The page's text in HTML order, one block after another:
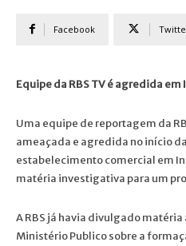
Facebook
Equipe da RBS TV é agredida
Uma equipe de reportagem da
ameaçada e agredida no início
estabelecimento comercial em
matéria investigativa para um
A RBS já havia divulgado
Ministério Publico sobre a